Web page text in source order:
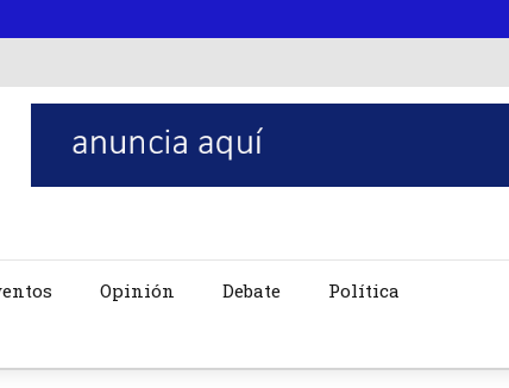
Opinión Debate Política